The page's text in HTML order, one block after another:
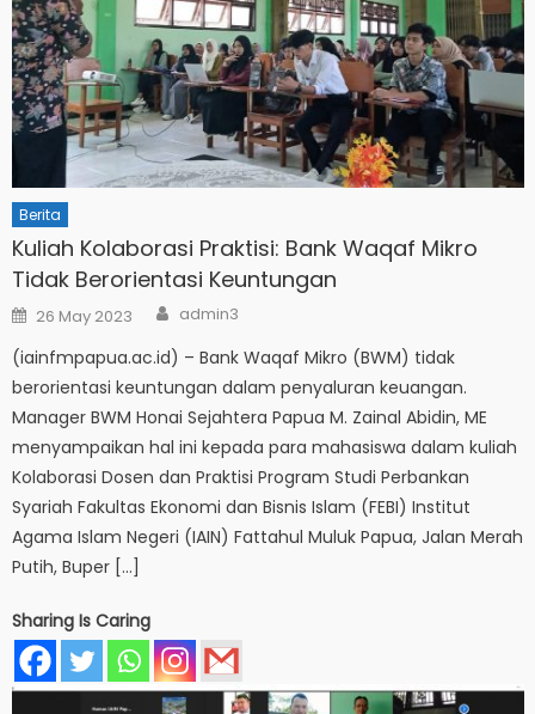
Berita
Kuliah Kolaborasi Praktisi: Bank Waqaf Mikro
Tidak Berorientasi Keuntungan
Posted
on
26 May 2023 Author
admin3
(iainfmpapua.ac.id) – Bank Waqaf Mikro (BWM) tidak
berorientasi keuntungan dalam penyaluran keuangan.
Manager BWM Honai Sejahtera Papua M. Zainal Abidin, ME
menyampaikan hal ini kepada para mahasiswa dalam kuliah
Kolaborasi Dosen dan Praktisi Program Studi Perbankan
Syariah Fakultas Ekonomi dan Bisnis Islam (FEBI) Institut
Agama Islam Negeri (IAIN) Fattahul Muluk Papua, Jalan Merah
Putih, Buper […]
Sharing Is Caring